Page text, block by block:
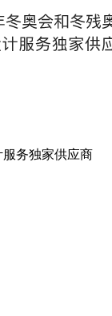
务独家供应商